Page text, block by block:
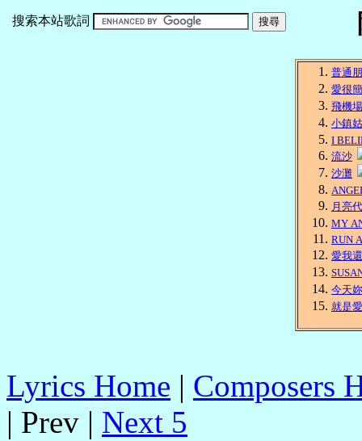
搜索本站歌詞
普通
愛很
飛機
小鎮
I
流沙
沙灘
月亮
MY
RUN
愛我
今天
就是
Lyrics Home | Composers
| Prev | Next 5